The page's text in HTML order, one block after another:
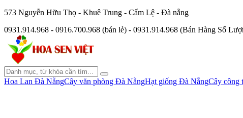
573 Nguyễn Hữu Thọ - Khuê Trung - Cẩm Lệ - Đà nẵng
0931.914.968 - 0916.700.968 (bán lẻ) - 0931.914.968 (Bán Hàng Số
Hoa Lan Đà NẵngCây văn phòng Đà NẵngHạt giống Đà NẵngCây công